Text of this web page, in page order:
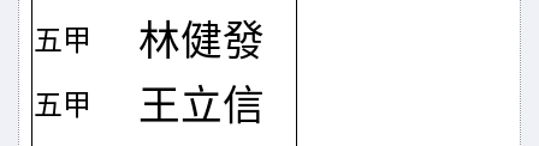
五甲 林健發
五甲 王立信